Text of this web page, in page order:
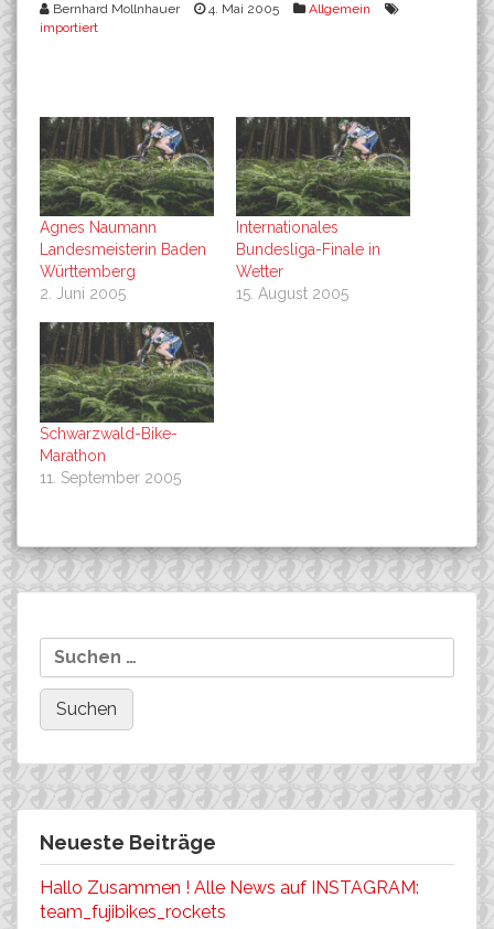
Bernhard Mollnhauer 4. Mai 2005
Allgemein
importiert
Agnes Naumann
Landesmeisterin Baden
Württemberg
2. Juni 2005
Internationales
Bundesliga-Finale in
Wetter
15. August 2005
Schwarzwald-Bike-
Marathon
11. September 2005
Neueste Beiträge
Hallo Zusammen ! Alle News auf INSTAGRAM:
team_fujibikes_rockets